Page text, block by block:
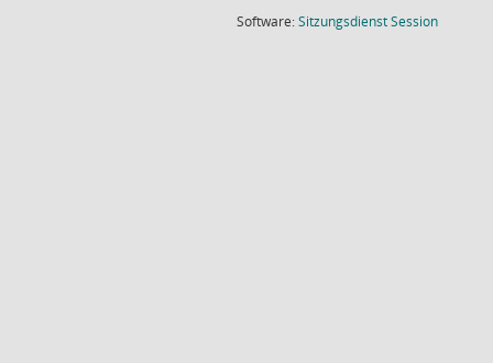
Software:SitzungsdienstSession(Wird in